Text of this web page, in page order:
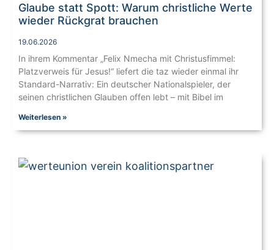
Glaube statt Spott: Warum christliche Werte
wieder Rückgrat brauchen
19.06.2026
In ihrem Kommentar „Felix Nmecha mit Christusfimmel:
Platzverweis für Jesus!“ liefert die taz wieder einmal ihr
Standard-Narrativ: Ein deutscher Nationalspieler, der
seinen christlichen Glauben offen lebt – mit Bibel im
Weiterlesen »